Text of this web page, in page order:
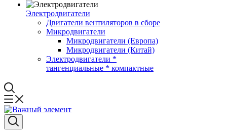
Электродвигатели
Двигатели вентиляторов в сборе
Микродвигатели
Микродвигатели (Европа)
Микродвигатели (Китай)
Электродвигатели *
тангенциальные * компактные